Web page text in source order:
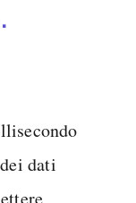
dati